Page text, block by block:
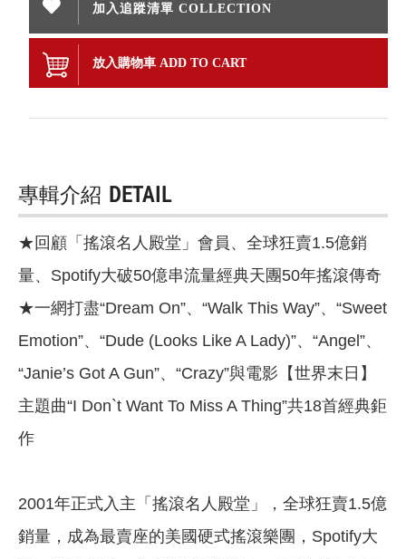
加入追蹤清單 COLLECTION
放入購物車 ADD TO CART
專輯介紹 DETAIL
★回顧「搖滾名人殿堂」會員、全球狂賣1.5億銷
量、Spotify大破50億串流量經典天團50年搖滾傳奇
★一網打盡“Dream On”、“Walk This Way”、“Sweet
Emotion”、“Dude (Looks Like A Lady)”、“Angel”、
“Janie’s Got A Gun”、“Crazy”與電影【世界末日】
主題曲“I Don`t Want To Miss A Thing”共18首經典鉅
作
2001年正式入主「搖滾名人殿堂」，全球狂賣1.5億
銷量，成為最賣座的美國硬式搖滾樂團，Spotify大